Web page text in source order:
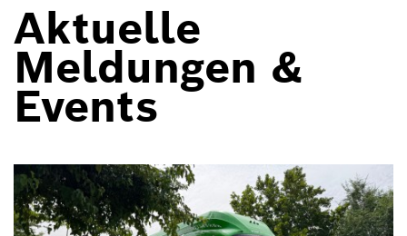
Aktuelle
Meldungen &
Events